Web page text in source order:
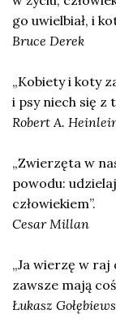
go uwielbiał, i
Bruce Derek
„Kobiety i koty
i psy niech się z
Robert A.
„Zwierzęta w
powodu:
człowiekiem”.
Cesar Millan
„Ja wierzę w
zawsze mają
Łukasz